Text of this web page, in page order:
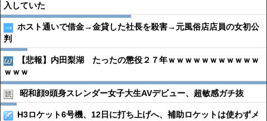
入していた
ホスト通いで借金→金貸した社長を殺害→元風俗店店員の女初公
判
【悲報】内田梨湖 たったの懲役２７年ｗｗｗｗｗｗｗｗｗｗｗ
ｗｗｗ
昭和顔9頭身スレンダー女子大生AVデビュー、超敏感ガチ抜
H3ロケット6号機、12日に打ち上げへ、補助ロケットは使わずメ